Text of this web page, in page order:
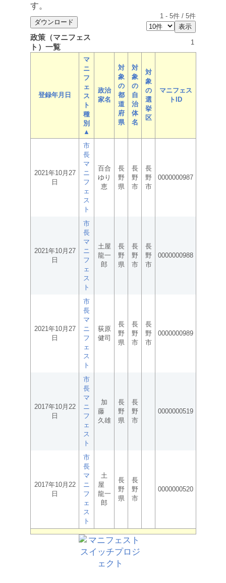
す。
1 - 5件 / 5件
政策（マニフェス
ト）一覧
1
登録年月日
マ
ニ
フ
ェ
ス
ト
種
別
▲
政治
家名
対
象
の
都
道
府
県
対
象
の
自
治
体
名
対
象
の
選
挙
区
マニフェス
トID
2021年10月27
日
市
長
マ
ニ
フ
ェ
ス
ト
百合
ゆり
恵
長
野
県
長
野
市
長
野
市
0000000987
2021年10月27
日
市
長
マ
ニ
フ
ェ
ス
ト
土屋
龍一
郎
長
野
県
長
野
市
長
野
市
0000000988
2021年10月27
日
市
長
マ
ニ
フ
ェ
ス
ト
荻原
健司
長
野
県
長
野
市
長
野
市
0000000989
2017年10月22
日
市
長
マ
ニ
フ
ェ
ス
ト
加
藤
久雄
長
野
県
長
野
市
0000000519
2017年10月22
日
市
長
マ
ニ
フ
ェ
ス
ト
土
屋
龍一
郎
長
野
県
長
野
市
0000000520